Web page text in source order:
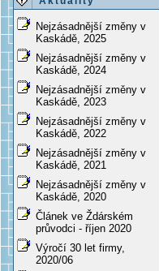
Nejzásadnější změny v
Kaskádě, 2025
Nejzásadnější změny v
Kaskádě, 2024
Nejzásadnější změny v
Kaskádě, 2023
Nejzásadnější změny v
Kaskádě, 2022
Nejzásadnější změny v
Kaskádě, 2021
Nejzásadnější změny v
Kaskádě, 2020
Článek ve Ždárském
průvodci - říjen 2020
Výročí 30 let firmy,
2020/06